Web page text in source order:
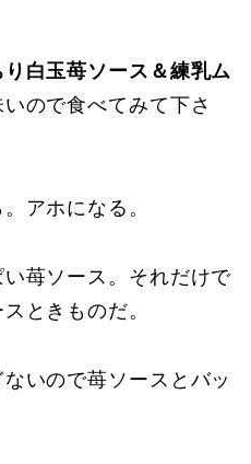
り白玉苺ソース＆練乳ム
ので食べてみて下さ
アホになる。
苺ソース。それだけで
ときものだ。
いので苺ソースとバッ